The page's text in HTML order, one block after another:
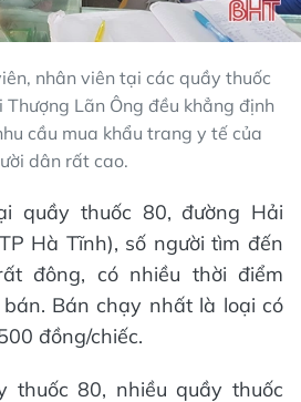
nhân viên tại các quầy thuốc
Lãn Ông đều khẳng định
cầu mua khẩu trang y tế của
dân rất cao.
quầy thuốc 80, đường Hải
Hà Tĩnh), số người tìm đến
đông, có nhiều thời điểm
Bán chạy nhất là loại có
đồng/chiếc.
thuốc 80, nhiều quầy thuốc